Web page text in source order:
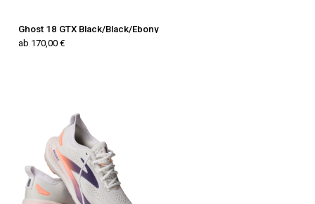
Ghost 18 GTX Black/Black/Ebony
ab 170,00 €